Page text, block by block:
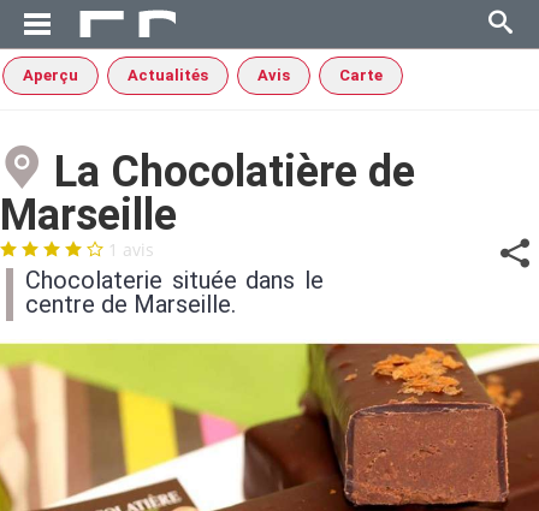
Aperçu Actualités Avis Carte
La Chocolatière de
Marseille
1 avis
Chocolaterie située dans le
centre de Marseille.